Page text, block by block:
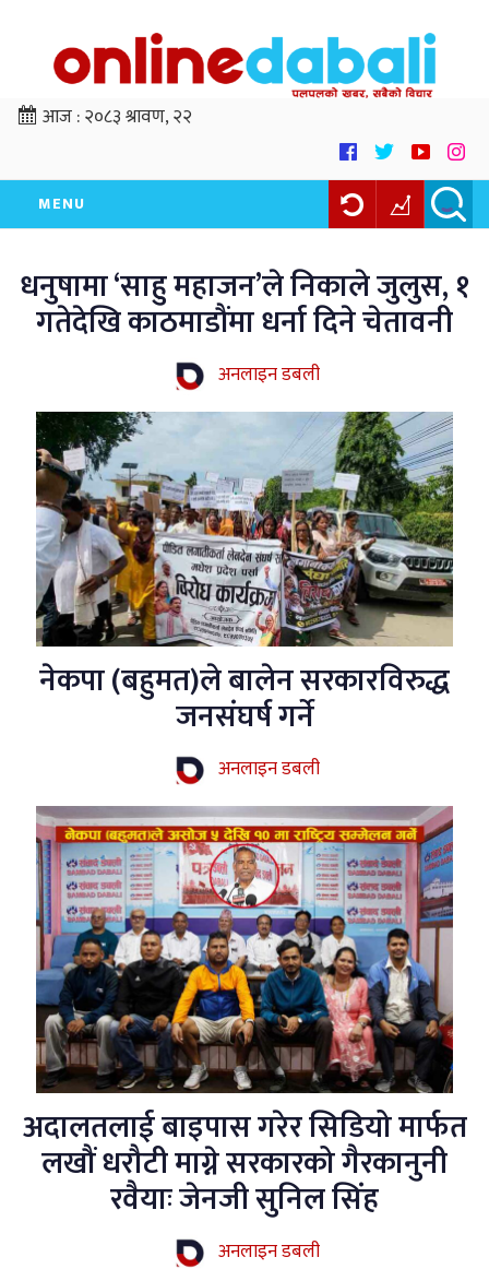
आज :२०८३ श्रावण, २२
MENU
धनुषामा ‘साहु महाजन’ले निकाले जुलुस, १
गतेदेखि काठमाडौंमा धर्ना दिने चेतावनी
अनलाइन डबली
नेकपा (बहुमत)ले बालेन सरकारविरुद्ध
जनसंघर्ष गर्ने
अनलाइन डबली
अदालतलाई बाइपास गरेर सिडियो मार्फत
लखौं धरौटी माग्ने सरकारको गैरकानुनी
रवैयाः जेनजी सुनिल सिंह
अनलाइन डबली